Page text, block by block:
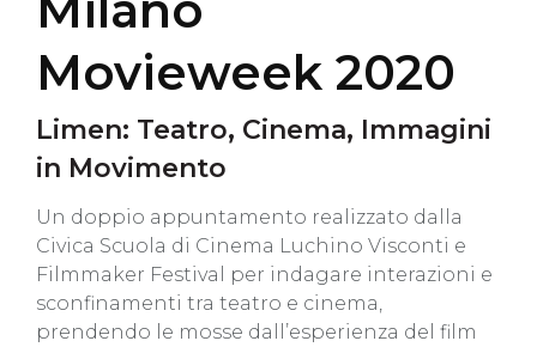
Movieweek 2020
Limen: Teatro, Cinema, Immagini
in Movimento
Un doppio appuntamento realizzato dalla
Civica Scuola di Cinema Luchino Visconti e
Filmmaker Festival per indagare interazioni e
sconfinamenti tra teatro e cinema,
prendendo le mosse dall’esperienza del film